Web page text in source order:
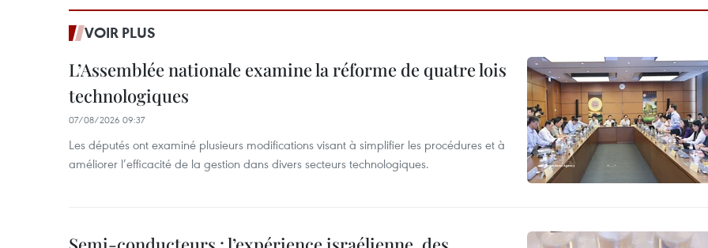
VOIR PLUS
L’Assemblée nationale examine la réforme de quatre lois
technologiques
07/08/2026 09:37
Les députés ont examiné plusieurs modifications visant à simplifier les procédures et à
améliorer l’efficacité de la gestion dans divers secteurs technologiques.